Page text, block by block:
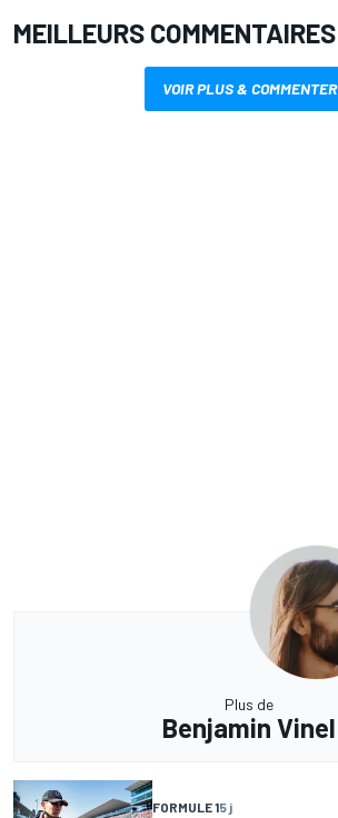
MEILLEURS COMMENTAIRES
VOIR PLUS & COMMENTER
Plus de
Benjamin Vinel
FORMULE 15 j